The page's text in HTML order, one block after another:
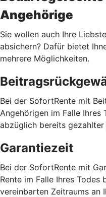
Angehörige
Sie wollen auch Ihre
absichern? Dafür bietet
mehrere Möglichkeiten.
Bei der SofortRente mit
Angehörigen im Falle Ihres
abzüglich bereits
Garantiezeit
Bei der SofortRente mit
Rente im Falle Ihres Todes
vereinbarten Zeitraums an